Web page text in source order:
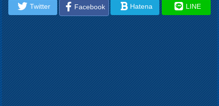
Twitter
Facebook Hatena LINE